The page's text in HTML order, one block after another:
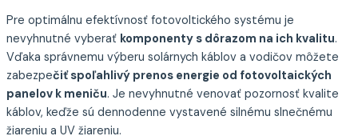
Pre optimálnu efektívnosť fotovoltického systému je
nevyhnutné vyberať komponenty s dôrazom na ich kvalitu.
Vďaka správnemu výberu solárnych káblov a vodičov môžete
zabezpečiť spoľahlivý prenos energie od fotovoltaických
panelov k meniču. Je nevyhnutné venovať pozornosť kvalite
káblov, keďže sú dennodenne vystavené silnému slnečnému
žiareniu a UV žiareniu.